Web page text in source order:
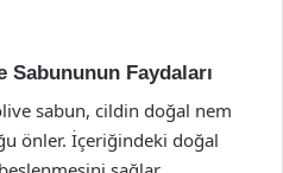
Sabununun Faydaları
sabun, cildin doğal nem
önler. İçeriğindeki doğal